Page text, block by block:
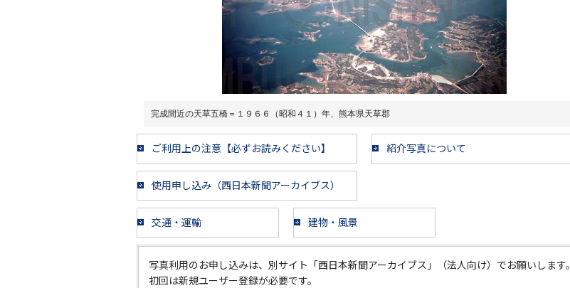
完成間近の天草五橋＝１９６６（昭和４１）年、熊本県天草郡
ご利用上の注意【必ずお読みください】 紹介写真について
使用申し込み（西日本新聞アーカイブス）
交通・運輸 建物・風景
写真利用のお申し込みは、別サイト「西日本新聞アーカイブス」（法人向け）でお願いします。
初回は新規ユーザー登録が必要です。